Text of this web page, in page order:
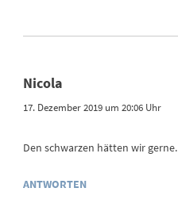
Nicola
17. Dezember 2019 um 20:06 Uhr
Den schwarzen hätten wir gerne.
ANTWORTEN